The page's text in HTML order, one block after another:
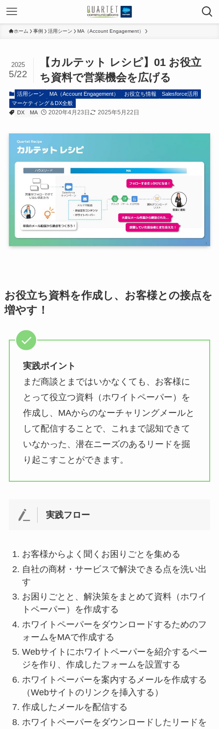
ホーム 事例 活用シーン MA（Account Engagement）
【カルテット レシピ】01 お役立
ち資料で営業機会を広げる
2025
5/22
活用シーン MA（Account Engagement） お役立ち情報
Salesforce活用
マーケティング＆DX全般
DX
MA 2020年4月23日 2025年5月22日
お役立ち資料を作成し、お客様との接点を
増やす！
実践ポイント
まだ商談とまではいかなくても、お客様に
とって役立つ資料（ホワイトペーパー）を
作成し、MAからのなーチャリングメールと
して配信することで、これまで認知できて
いなかった、潜在ニーズのあるリードを掘
り起こすことができます。
実践フロー
お客様からよく聞くお困りごとを集める
自社の商材・サービスで解決できる点を洗い出
す
お困りごとと、解決策をまとめて資料（ホワイ
トペーパー）を作成する
ホワイトペーパーをダウンロードするためのフ
ォームをMAで作成する
Webサイトにホワイトペーパーを紹介するペー
ジを作り、作成したフォームを設置する
ホワイトペーパーを案内するメールを作成する
（Webサイトのリンクを挿入する）
作成したメールを配信する
ホワイトペーパーをダウンロードしたリードを